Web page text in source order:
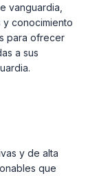
vanguardia,
conocimiento
para ofrecer
a sus
y de alta
que